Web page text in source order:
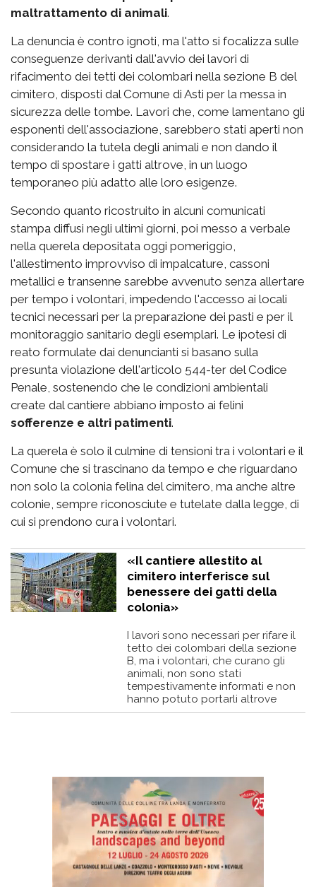
maltrattamento di animali.
La denuncia è contro ignoti, ma l'atto si focalizza sulle
conseguenze derivanti dall'avvio dei lavori di
rifacimento dei tetti dei colombari nella sezione B del
cimitero, disposti dal Comune di Asti per la messa in
sicurezza delle tombe. Lavori che, come lamentano gli
esponenti dell'associazione, sarebbero stati aperti non
considerando la tutela degli animali e non dando il
tempo di spostare i gatti altrove, in un luogo
temporaneo più adatto alle loro esigenze.
Secondo quanto ricostruito in alcuni comunicati
stampa diffusi negli ultimi giorni, poi messo a verbale
nella querela depositata oggi pomeriggio,
l'allestimento improvviso di impalcature, cassoni
metallici e transenne sarebbe avvenuto senza allertare
per tempo i volontari, impedendo l'accesso ai locali
tecnici necessari per la preparazione dei pasti e per il
monitoraggio sanitario degli esemplari. Le ipotesi di
reato formulate dai denuncianti si basano sulla
presunta violazione dell'articolo 544-ter del Codice
Penale, sostenendo che le condizioni ambientali
create dal cantiere abbiano imposto ai felini
sofferenze e altri patimenti.
La querela è solo il culmine di tensioni tra i volontari e il
Comune che si trascinano da tempo e che riguardano
non solo la colonia felina del cimitero, ma anche altre
colonie, sempre riconosciute e tutelate dalla legge, di
cui si prendono cura i volontari.
«Il cantiere allestito al
cimitero interferisce sul
benessere dei gatti della
colonia»
I lavori sono necessari per rifare il
tetto dei colombari della sezione
B, ma i volontari, che curano gli
animali, non sono stati
tempestivamente informati e non
hanno potuto portarli altrove